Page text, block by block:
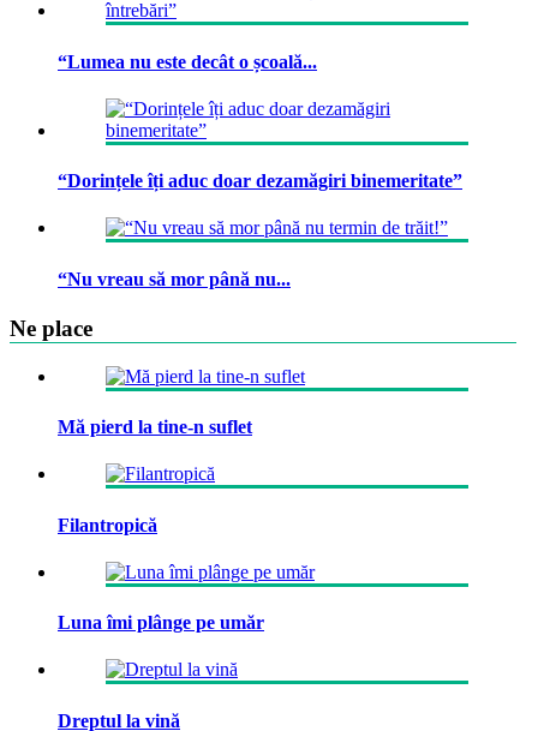
“Lumea nu este decât o școală...
“Dorințele îți aduc doar dezamăgiri binemeritate”
“Nu vreau să mor până nu...
Ne place
Mă pierd la tine-n suflet
Filantropică
Luna îmi plânge pe umăr
Dreptul la vină